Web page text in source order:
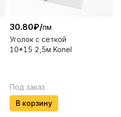
30.80₽/пм
Уголок с сеткой
10*15 2,5м Konel
Под заказ
В корзину